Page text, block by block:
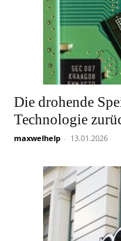
Die drohende
Technologie
maxwelhelp - 13.01.2026